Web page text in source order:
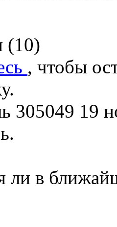
(10)
, чтобы
305049 19
ли в